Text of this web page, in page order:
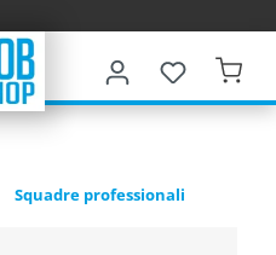
Squadre professionali